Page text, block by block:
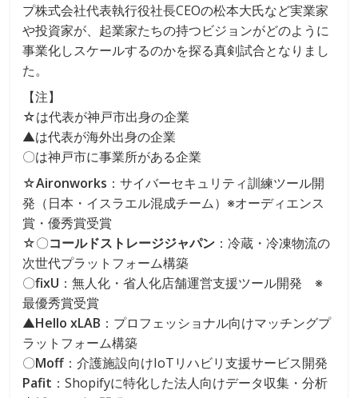
プ株式会社代表執行役社長CEOの松本大氏など実業家
や投資家が、起業家たちの持つビジョンがどのように
事業化しスケールするのかを探る真剣試合となりまし
た。
【注】
☆は代表が神戸市出身の企業
▲は代表が海外出身の企業
〇は神戸市に事業所がある企業
☆Aironworks ：サイバーセキュリティ訓練ツール開
発（日本・イスラエル混成チーム）※オーディエンス
賞・優秀賞受賞
☆〇コールドストレージジャパン ：冷蔵・冷凍物流の
次世代プラットフォーム構築
〇fixU ：無人化・省人化店舗運営支援ツール開発 ※
最優秀賞受賞
▲Hello xLAB ：プロフェッショナル向けマッチングプ
ラットフォーム構築
〇Moff：介護施設向けIoTリハビリ支援サービス開発
Pafit ：Shopifyに特化した法人向けデータ収集・分析